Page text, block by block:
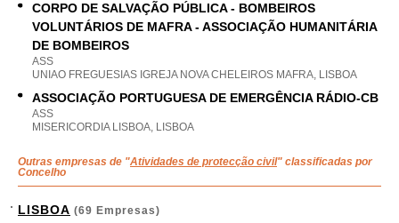
CORPO DE SALVAÇÃO PÚBLICA - BOMBEIROS
VOLUNTÁRIOS DE MAFRA - ASSOCIAÇÃO HUMANITÁRIA
DE BOMBEIROS
ASS
UNIAO FREGUESIAS IGREJA NOVA CHELEIROS MAFRA, LISBOA
ASSOCIAÇÃO PORTUGUESA DE EMERGÊNCIA RÁDIO-CB
ASS
MISERICORDIA LISBOA, LISBOA
Outras empresas de "Atividades de protecção civil" classificadas por
Concelho
LISBOA (69 Empresas)